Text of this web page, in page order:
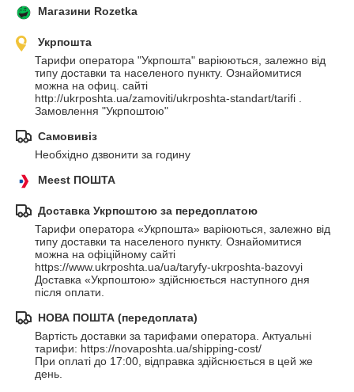
Магазини Rozetka
Укрпошта
Тарифи оператора "Укрпошта" варіюються, залежно від
типу доставки та населеного пункту. Ознайомитися
можна на офиц. сайті
http://ukrposhta.ua/zamoviti/ukrposhta-standart/tarifi .
Замовлення "Укрпоштою"
Самовивіз
Необхідно дзвонити за годину
Meest ПОШТА
Доставка Укрпоштою за передоплатою
Тарифи оператора «Укрпошта» варіюються, залежно від
типу доставки та населеного пункту. Ознайомитися
можна на офіційному сайті
https://www.ukrposhta.ua/ua/taryfy-ukrposhta-bazovyi
Доставка «Укрпоштою» здійснюється наступного дня
після оплати.
НОВА ПОШТА (передоплата)
Вартість доставки за тарифами оператора. Актуальні
тарифи: https://novaposhta.ua/shipping-cost/
При оплаті до 17:00, відправка здійснюється в цей же
день.